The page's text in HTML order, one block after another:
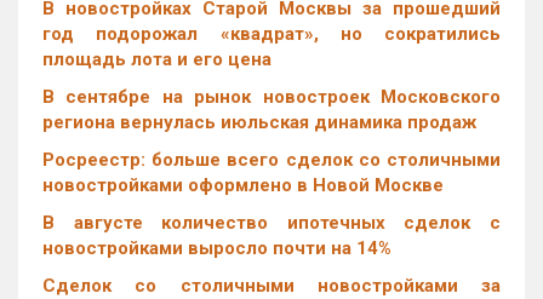
В новостройках Старой Москвы за прошедший
год подорожал «квадрат», но сократились
площадь лота и его цена
В сентябре на рынок новостроек Московского
региона вернулась июльская динамика продаж
Росреестр: больше всего сделок со столичными
новостройками оформлено в Новой Москве
В августе количество ипотечных сделок с
новостройками выросло почти на 14%
Cделок со столичными новостройками за